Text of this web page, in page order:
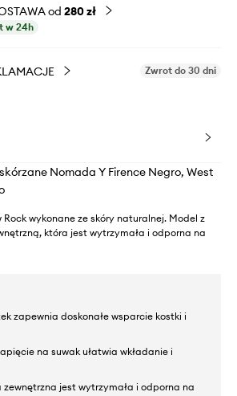
od 280 zł
w 24h
Zwrot do 30 dni
Nomada Y Firence Negro, West
Rock wykonane ze skóry naturalnej. Model z
która jest wytrzymała i odporna na
zapewnia doskonałe wsparcie kostki i
na suwak ułatwia wkładanie i
jest wytrzymała i odporna na